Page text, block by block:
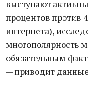
выступают
процентов против
интернета),
многополярность
обязательным
— приводит